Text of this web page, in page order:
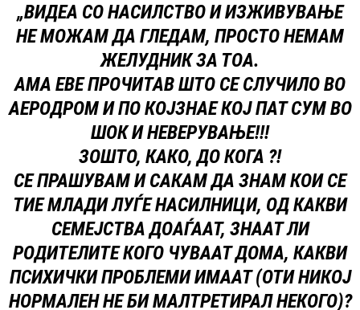
„ВИДЕА СО НАСИЛСТВО И ИЗЖИВУВАЊЕ
НЕ МОЖАМ ДА ГЛЕДАМ, ПРОСТО НЕМАМ
ЖЕЛУДНИК ЗА ТОА.
АМА ЕВЕ ПРОЧИТАВ ШТО СЕ СЛУЧИЛО ВО
АЕРОДРОМ И ПО КОЈЗНАЕ КОЈ ПАТ СУМ ВО
ШОК И НЕВЕРУВАЊЕ!!!
ЗОШТО, КАКО, ДО КОГА ?!
СЕ ПРАШУВАМ И САКАМ ДА ЗНАМ КОИ СЕ
ТИЕ МЛАДИ ЛУЃЕ НАСИЛНИЦИ, ОД КАКВИ
СЕМЕЈСТВА ДОАЃААТ, ЗНААТ ЛИ
РОДИТЕЛИТЕ КОГО ЧУВААТ ДОМА, КАКВИ
ПСИХИЧКИ ПРОБЛЕМИ ИМААТ (ОТИ НИКОЈ
НОРМАЛЕН НЕ БИ МАЛТРЕТИРАЛ НЕКОГО)?